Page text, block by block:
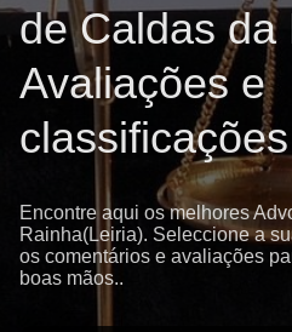
de Caldas da
Avaliações e
classificações
Encontre aqui os melhores
Rainha(Leiria). Seleccione a
os comentários e avaliações
boas mãos..